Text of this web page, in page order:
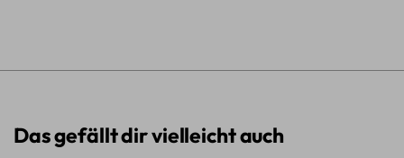
Das gefällt dir vielleicht auch